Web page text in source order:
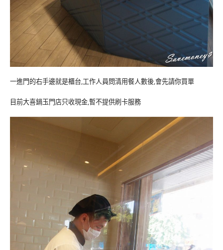
一進門的右手邊就是櫃台,工作人員問清用餐人數後,會先請你買單
目前大喜鍋玉門店只收現金,暫不提供刷卡服務